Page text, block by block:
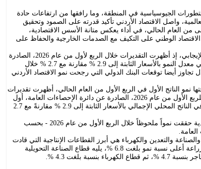
الجيوسياسية في المنطقة، وما رافقها من ارتفاعات حادة
واصل الاقتصاد الأردني تأكيد قدرته على الصمود وتحقيق
من العام الحالي، في أداء يعكس متانة الأسس الاقتصادية،
الوطني على التكيف مع الصدمات الخارجية والحفاظ على
وتعكس البيانات الرسمية هذا الأداء الإيجابي، إذ أظهرت التقديرات خلال الربع لأول من عام 2026، الصادرة
عن دائرة الإحصاءات العامة، زيادة في معدل النمو بالأسعار الثابتة إلى 2.9 % مقارنة مع 2.7 % خلال
من عام 2025، وهو معدل تجاوز أيضا توقعات البنك الدولي التي رجحت نمو الاقتصاد الأردني
نمو الناتج الأول في الربع الأول من العام الحالي، أظهرت تقديرات
الناتج المحلي الإجمالي ربع السنوية للربع الأول من عام 2026، الصادرة عن دائرة الإحصاءات العامة، أول
من أمس الثلاثاء، ارتفاع نسبة النمو في الناتج المحلي الإجمالي بالأسعار الثابتة إلى 2.9 % مقارنةً مع 2.7
ويؤكِّد ذلك أن جميع الأنشطة الاقتصادية حققت نمواً ملحوظاً خلال الربع الأول من عام 2026 - بحسب
والتعدين والكهرباء هي أبرز القطاعات الإنتاجية التي قادت
النمو الاقتصادي، حيث حقق قطاع الزراعة أعلى نسبة نمو بلغت 6.8 %، يليه قطاع الصناعة التحويلية